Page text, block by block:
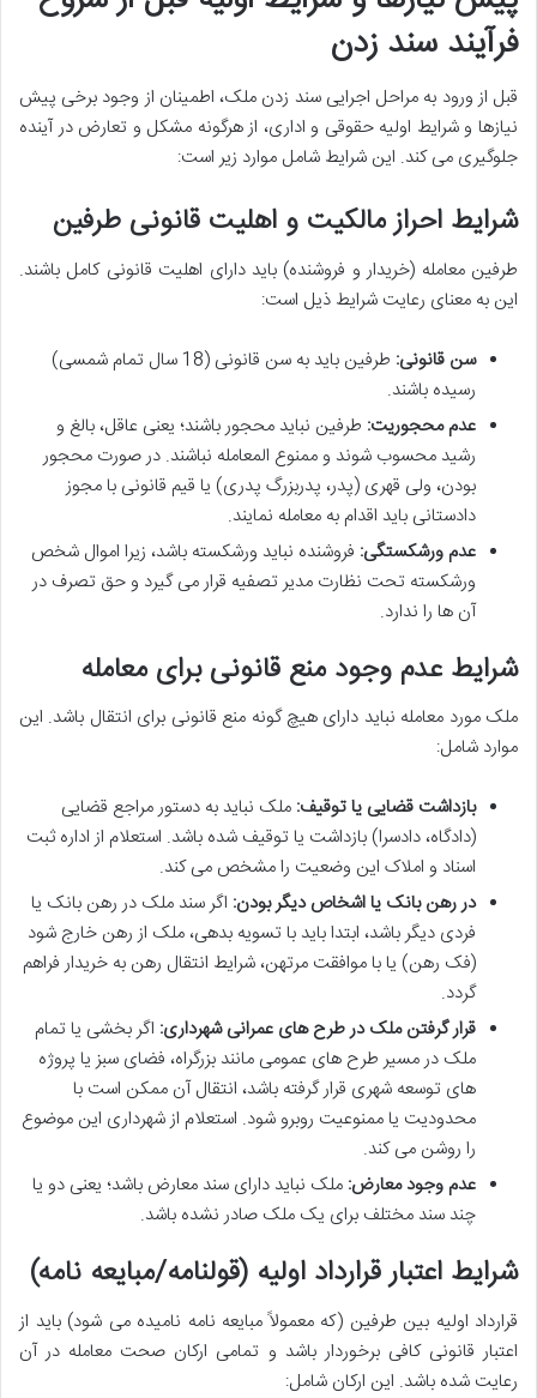
فرآیند سند زدن
قبل از ورود به مراحل اجرایی سند زدن ملک، اطمینان از وجود برخی پیش
نیازها و شرایط اولیه حقوقی و اداری، از هرگونه مشکل و تعارض در آینده
جلوگیری می کند. این شرایط شامل موارد زیر است:
شرایط احراز مالکیت و اهلیت قانونی طرفین
طرفین معامله (خریدار و فروشنده) باید دارای اهلیت قانونی کامل باشند.
این به معنای رعایت شرایط ذیل است:
سن قانونی:
طرفین باید به سن قانونی (18 سال تمام شمسی)
رسیده باشند.
عدم محجوریت: طرفین نباید محجور باشند؛ یعنی عاقل، بالغ و
رشید محسوب شوند و ممنوع المعامله نباشند. در صورت محجور
بودن، ولی قهری (پدر، پدربزرگ پدری) یا قیم قانونی با مجوز
دادستانی باید اقدام به معامله نمایند.
عدم ورشکستگی: فروشنده نباید ورشکسته باشد، زیرا اموال شخص
ورشکسته تحت نظارت مدیر تصفیه قرار می گیرد و حق تصرف در
آن ها را ندارد.
شرایط عدم وجود منع قانونی برای معامله
ملک مورد معامله نباید دارای هیچ گونه منع قانونی برای انتقال باشد. این
موارد شامل:
بازداشت قضایی یا توقیف: ملک نباید به دستور مراجع قضایی
(دادگاه، دادسرا) بازداشت یا توقیف شده باشد. استعلام از اداره ثبت
اسناد و املاک این وضعیت را مشخص می کند.
در رهن بانک یا اشخاص دیگر بودن: اگر سند ملک در رهن بانک یا
فردی دیگر باشد، ابتدا باید با تسویه بدهی، ملک از رهن خارج شود
(فک رهن) یا با موافقت مرتهن، شرایط انتقال رهن به خریدار فراهم
گردد.
قرار گرفتن ملک در طرح های عمرانی شهرداری: اگر بخشی یا تمام
ملک در مسیر طرح های عمومی مانند بزرگراه، فضای سبز یا پروژه
های توسعه شهری قرار گرفته باشد، انتقال آن ممکن است با
محدودیت یا ممنوعیت روبرو شود. استعلام از شهرداری این موضوع
را روشن می کند.
عدم وجود معارض: ملک نباید دارای سند معارض باشد؛ یعنی دو یا
چند سند مختلف برای یک ملک صادر نشده باشد.
شرایط اعتبار قرارداد اولیه (قولنامه/مبایعه نامه)
قرارداد اولیه بین طرفین (که معمولاً مبایعه نامه نامیده می شود) باید از
اعتبار قانونی کافی برخوردار باشد و تمامی ارکان صحت معامله در آن
رعایت شده باشد. این ارکان شامل: